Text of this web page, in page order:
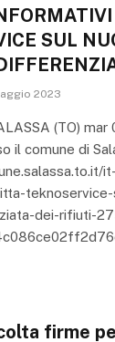
SUL
2023
(TO)
il comune di
dei-rifiuti-
firme